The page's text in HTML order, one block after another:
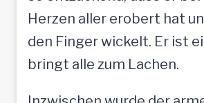
Herzen aller erobert hat
den Finger wickelt. Er ist
bringt alle zum Lachen.